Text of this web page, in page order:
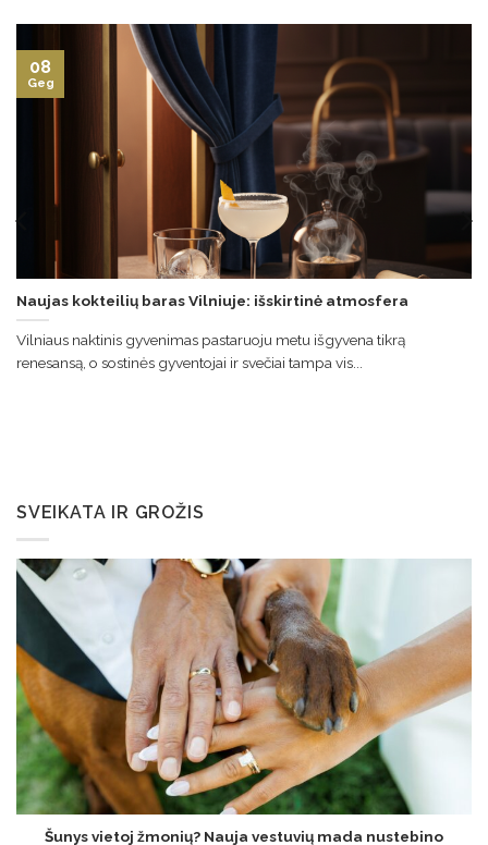
Naujas kokteilių baras Vilniuje: išskirtinė atmosfera
Vilniaus naktinis gyvenimas pastaruoju metu išgyvena tikrą
renesansą, o sostinės gyventojai ir svečiai tampa vis...
08
Geg
SVEIKATA IR GROŽIS
Šunys vietoj žmonių? Nauja vestuvių mada nustebino